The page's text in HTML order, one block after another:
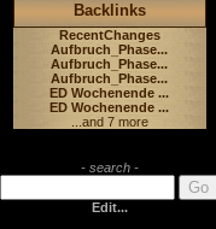
Backlinks
RecentChanges
Aufbruch_Phase...
Aufbruch_Phase...
Aufbruch_Phase...
ED Wochenende ...
ED Wochenende ...
...and 7 more
- search -
Edit...